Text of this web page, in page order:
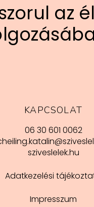
az
KAPCSOLAT
06 30 601 0062
sziveslelek.hu
Adatkezelési
Impresszum